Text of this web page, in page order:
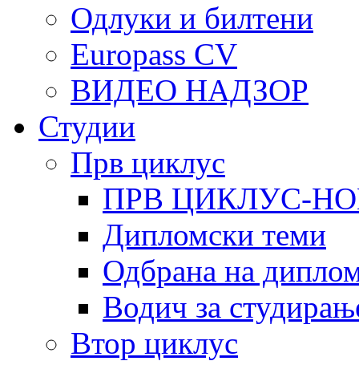
Одлуки и билтени
Europass CV
ВИДЕО НАДЗОР
Студии
Прв циклус
ПРВ ЦИКЛУС-
Дипломски теми
Одбрана на
Водич за
Втор циклус